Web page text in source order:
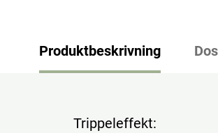
Produktbeskrivning
Trippeleffekt: